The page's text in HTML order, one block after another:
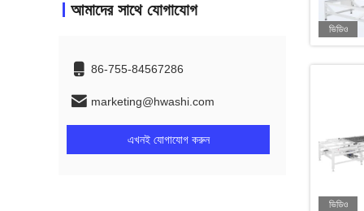
আমাদের সাথে যোগাযোগ
86-755-84567286
marketing@hwashi.com
এখনই যোগাযোগ করুন
ভিডিও
ভিডিও